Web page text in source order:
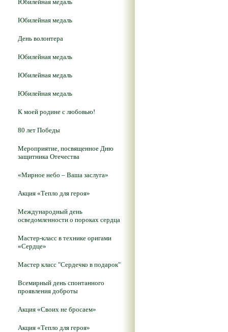
Юбилейная медаль
Юбилейная медаль
День волонтера
Юбилейная медаль
Юбилейная медаль
Юбилейная медаль
К моей родине с любовью!
80 лет Победы
Мероприятие, посвященное Дню
защитника Отечества
«Мирное небо – Ваша заслуга»
Акция «Тепло для героя»
Международный день
осведомленности о пороках сердца
Мастер-класс в технике оригами
«Сердце»
Мастер класс "Сердечко в подарок"
Всемирный день спонтанного
проявления доброты
Акция «Своих не бросаем»
Акция «Тепло для героя»